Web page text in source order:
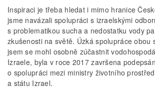
Inspiraci je třeba hledat i mimo hranice
jsme navázali spolupráci s izraelskými
s problematikou sucha a nedostatku vody
zkušenosti na světě. Úzká spolupráce obou
jsem se mohl osobně zúčastnit
Izraele, byla v roce 2017 završena
o spolupráci mezi ministry životního
a státu Izrael.